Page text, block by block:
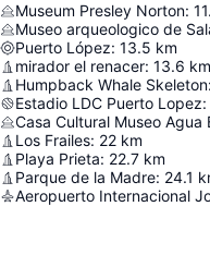
Museum Presley Norton:
Museo arqueologico de
Puerto López: 13.5 km
mirador el renacer: 13.6 km
Humpback Whale Skeleton:
Estadio LDC Puerto Lopez:
Casa Cultural Museo Agua
Los Frailes: 22 km
Playa Prieta: 22.7 km
Parque de la Madre: 24.1
Aeropuerto Internacional